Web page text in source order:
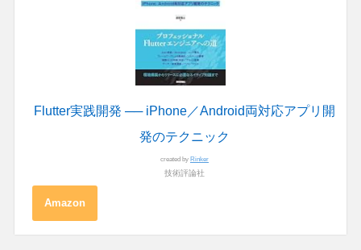
Flutter実践開発 ── iPhone／Android両対応アプリ開
発のテクニック
created by Rinker
技術評論社
Amazon